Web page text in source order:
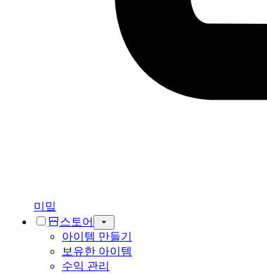
미밐
스토어
아이템 만들기
보유한 아이템
수익 관리